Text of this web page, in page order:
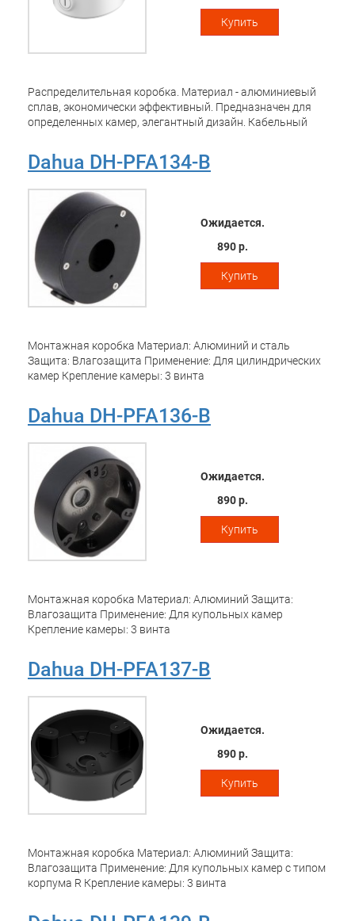
Распределительная коробка. Материал - алюминиевый
сплав, экономически эффективный. Предназначен для
определенных камер, элегантный дизайн. Кабельный
розетки
Купить
Dahua DH-PFA134-B
Монтажная коробка Материал: Алюминий и сталь
Защита: Влагозащита Применение: Для цилиндрических
камер Крепление камеры: 3 винта
Ожидается.
890 р.
Купить
Dahua DH-PFA136-B
Монтажная коробка Материал: Алюминий Защита:
Влагозащита Применение: Для купольных камер
Крепление камеры: 3 винта
Ожидается.
890 р.
Купить
Dahua DH-PFA137-B
Монтажная коробка Материал: Алюминий Защита:
Влагозащита Применение: Для купольных камер с типом
корпума R Крепление камеры: 3 винта
Ожидается.
890 р.
Купить